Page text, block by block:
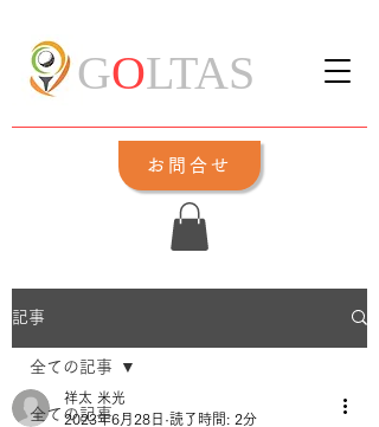
GOLTAS
お問合せ
記事
全ての記事
全ての記事
祥太 米光
2023年6月28日 読了時間: 2分